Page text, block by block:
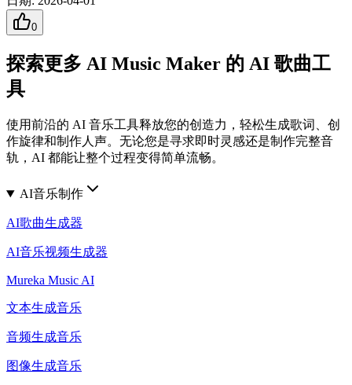
0
探索更多 AI Music Maker 的 AI 歌曲工
具
使用前沿的 AI 音乐工具释放您的创造力，轻松生成歌词、创
作旋律和制作人声。无论您是寻求即时灵感还是制作完整音
轨，AI 都能让整个过程变得简单流畅。
AI音乐制作
AI歌曲生成器
AI音乐视频生成器
Mureka Music AI
文本生成音乐
音频生成音乐
图像生成音乐